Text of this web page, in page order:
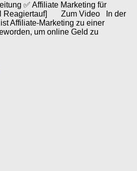
✅ Affiliate Marketing für
Reagiertauf] Zum Video In der
Affiliate-Marketing zu einer
um online Geld zu